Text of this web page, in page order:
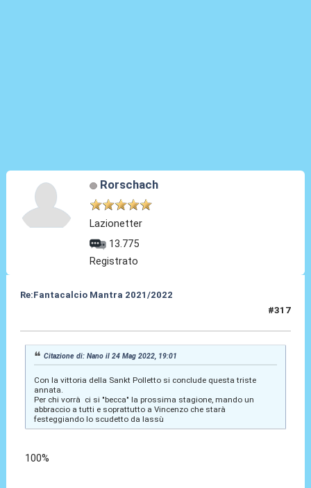
Rorschach
Lazionetter
13.775
Registrato
Re:Fantacalcio Mantra 2021/2022
#317
Citazione di: Nano il 24 Mag 2022, 19:01
Con la vittoria della Sankt Polletto si conclude questa triste
annata.
Per chi vorrà ci si "becca" la prossima stagione, mando un
abbraccio a tutti e soprattutto a Vincenzo che starà
festeggiando lo scudetto da lassù
100%